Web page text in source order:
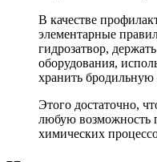
В качестве
элементарные
гидрозатвор,
оборудования,
хранить бродильную
Этого достаточно,
любую возможность
химических